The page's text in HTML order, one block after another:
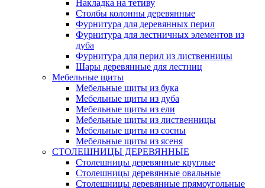
Накладка на тетиву
Столбы колонны деревянные
Фурнитура для деревянных перил
Фурнитура для лестничных элементов из
дуба
Фурнитура для перил из лиственницы
Шары деревянные для лестниц
Мебельные щиты
Мебельные щиты из бука
Мебельные щиты из дуба
Мебельные щиты из ели
Мебельные щиты из лиственницы
Мебельные щиты из сосны
Мебельные щиты из ясеня
СТОЛЕШНИЦЫ ДЕРЕВЯННЫЕ
Столешницы деревянные круглые
Столешницы деревянные овальные
Столешницы деревянные прямоугольные